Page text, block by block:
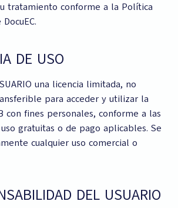
tratamiento conforme a la Política
DE USO
una licencia limitada, no
para acceder y utilizar la
con fines personales, conforme a las
gratuitas o de pago aplicables. Se
cualquier uso comercial o
DEL USUARIO